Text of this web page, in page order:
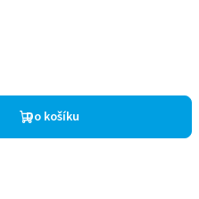
Do košíku